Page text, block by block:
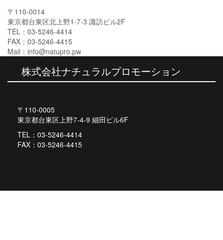
〒110-0014
東京都台東区北上野1-7-3 諏訪ビル2F
TEL：03-5246-4414
FAX：03-5246-4415
Mail：info@natupro.pw
株式会社ナチュラルプロモーション
〒110-0005
東京都台東区上野7-4-9 細田ビル6F
TEL：03-5246-4414
FAX：03-5246-4415